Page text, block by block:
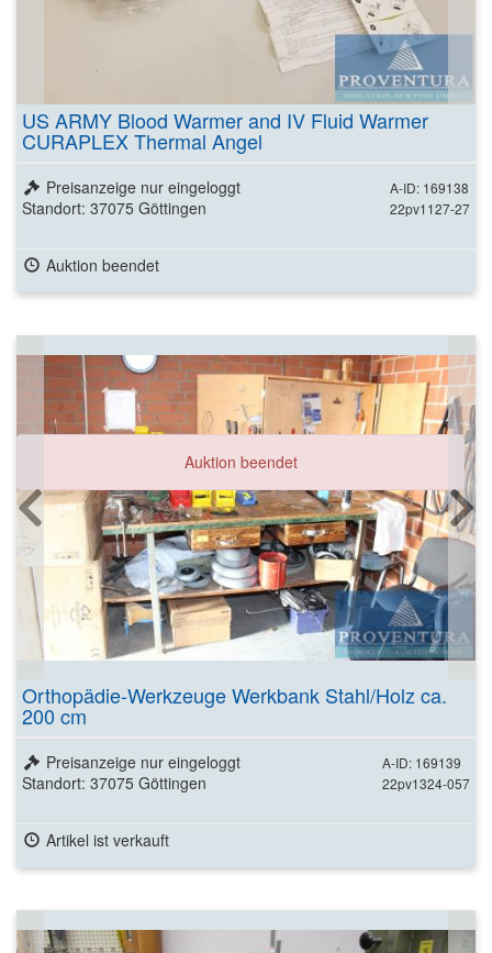
US ARMY Blood Warmer and IV Fluid Warmer
CURAPLEX Thermal Angel
A-ID: 169138
22pv1127-27
Preisanzeige nur eingeloggt
Standort: 37075 Göttingen
Auktion beendet
Auktion beendet
Orthopädie-Werkzeuge Werkbank Stahl/Holz ca.
200 cm
A-ID: 169139
22pv1324-057
Preisanzeige nur eingeloggt
Standort: 37075 Göttingen
Artikel ist verkauft